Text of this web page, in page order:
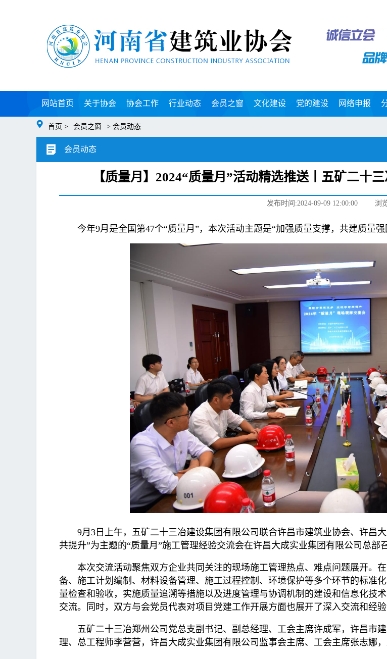
网站首页 关于协会 协会工作 行业动态 会员之窗 文化建设 党的建设 网络申报
首页 > 会员之窗 > 会员动态
会员动态
【质量月】2024“质量月”活动精选推送丨五矿二十
发布时间:2024-09-09 12:00:00 浏
今年9月是全国第47个“质量月”，本次活动主题是“加强质量支撑，共建质量强
9月3日上午，五矿二十三冶建设集团有限公司联合许昌市建筑业协会、许昌
共提升”为主题的“质量月”施工管理经验交流会在许昌大成实业集团有限公司总部召
本次交流活动聚焦双方企业共同关注的现场施工管理热点、难点问题展开。
备、施工计划编制、材料设备管理、施工过程控制、环境保护等多个环节的标准
量检查和验收，实施质量追溯等措施以及进度管理与协调机制的建设和信息化技
交流。同时，双方与会党员代表对项目党建工作开展方面也展开了深入交流和经验
五矿二十三冶郑州公司党总支副书记、副总经理、工会主席许成军，许昌市
理、总工程师李营营，许昌大成实业集团有限公司监事会主席、工会主席张志娜